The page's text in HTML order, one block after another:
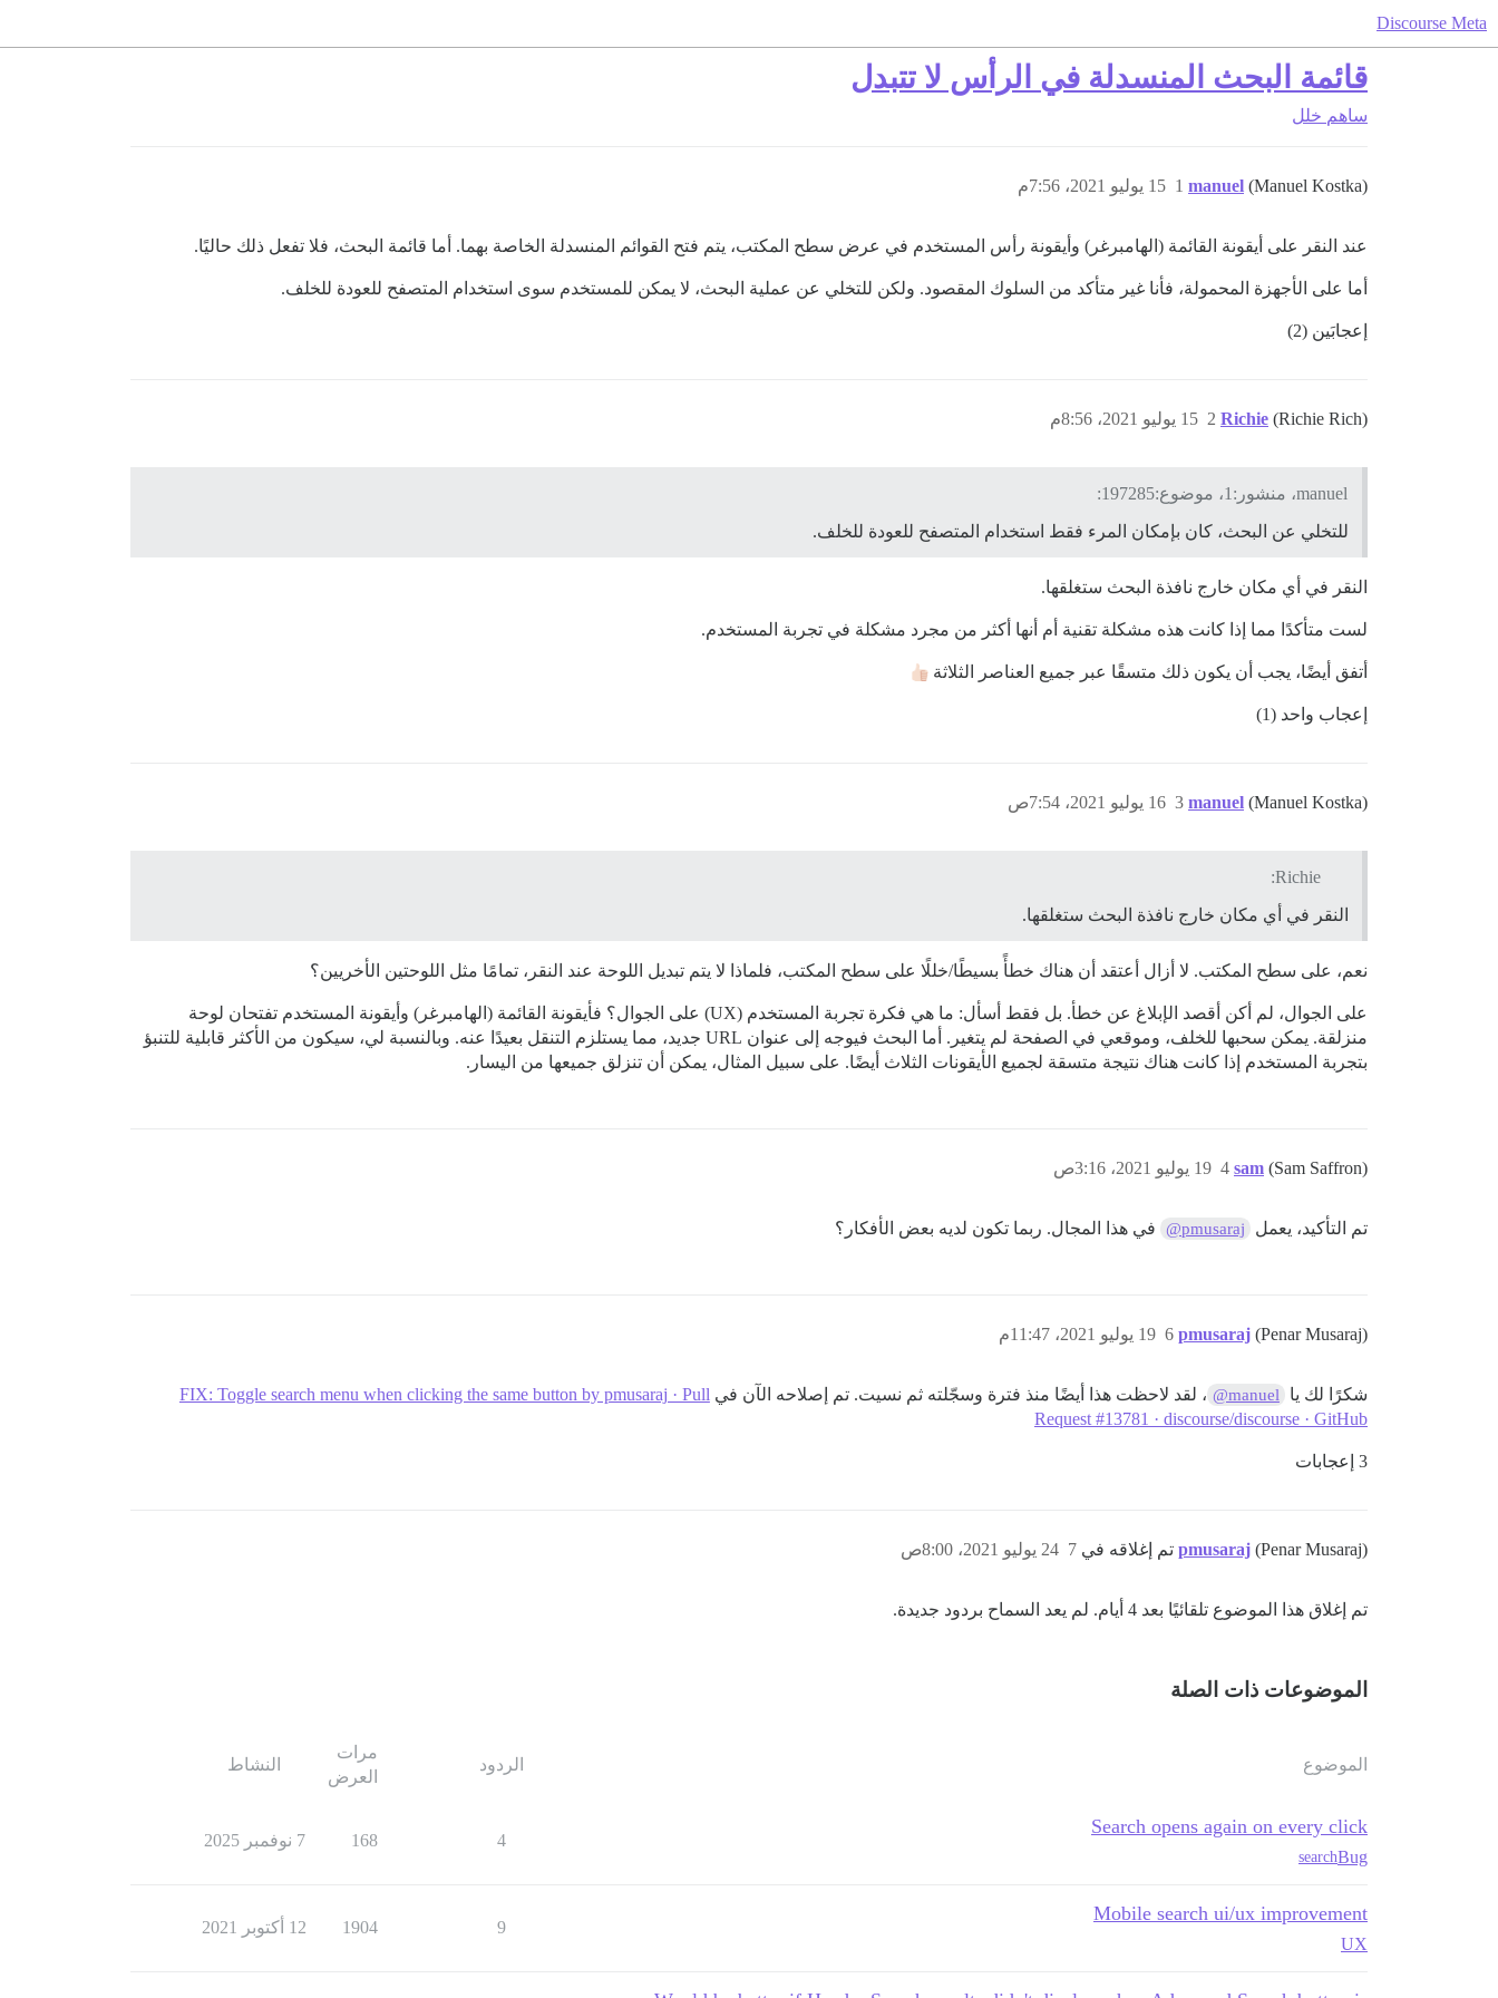
Discourse Meta
قائمة البحث المنسدلة في الرأس لا تتبدل
ساهم خلل
manuel (Manuel Kostka) 15 يوليو 2021، 7:56م 1
عند النقر على أيقونة القائمة (الهامبرغر) وأيقونة رأس المستخدم في عرض سطح المكتب، يتم فتح القوائم المنسدلة الخاصة بهما. أما قائمة البحث، فلا تفعل ذلك حاليًا.
أما على الأجهزة المحمولة، فأنا غير متأكد من السلوك المقصود. ولكن للتخلي عن عملية البحث، لا يمكن للمستخدم سوى استخدام المتصفح للعودة للخلف.
إعجابَين (2)
Richie (Richie Rich) 15 يوليو 2021، 8:56م 2
manuel، منشور:1، موضوع:197285:
للتخلي عن البحث، كان بإمكان المرء فقط استخدام المتصفح للعودة للخلف.
النقر في أي مكان خارج نافذة البحث ستغلقها.
لست متأكدًا مما إذا كانت هذه مشكلة تقنية أم أنها أكثر من مجرد مشكلة في تجربة المستخدم.
أتفق أيضًا، يجب أن يكون ذلك متسقًا عبر جميع العناصر الثلاثة
إعجاب واحد (1)
manuel (Manuel Kostka) 16 يوليو 2021، 7:54ص 3
Richie:
النقر في أي مكان خارج نافذة البحث ستغلقها.
نعم، على سطح المكتب. لا أزال أعتقد أن هناك خطأً بسيطًا/خللًا على سطح المكتب، فلماذا لا يتم تبديل اللوحة عند النقر، تمامًا مثل اللوحتين الأخريين؟
على الجوال، لم أكن أقصد الإبلاغ عن خطأ. بل فقط أسأل: ما هي فكرة تجربة المستخدم (UX) على الجوال؟ فأيقونة القائمة (الهامبرغر) وأيقونة المستخدم تفتحان لوحة
منزلقة. يمكن سحبها للخلف، وموقعي في الصفحة لم يتغير. أما البحث فيوجه إلى عنوان URL جديد، مما يستلزم التنقل بعيدًا عنه. وبالنسبة لي، سيكون من الأكثر قابلية للتنبؤ
بتجربة المستخدم إذا كانت هناك نتيجة متسقة لجميع الأيقونات الثلاث أيضًا. على سبيل المثال، يمكن أن تنزلق جميعها من اليسار.
sam (Sam Saffron) 19 يوليو 2021، 3:16ص 4
تم التأكيد، يعمل @pmusaraj في هذا المجال. ربما تكون لديه بعض الأفكار؟
pmusaraj (Penar Musaraj) 19 يوليو 2021، 11:47م 6
شكرًا لك يا @manuel ، لقد لاحظت هذا أيضًا منذ فترة وسجّلته ثم نسيت. تم إصلاحه الآن في FIX: Toggle search menu when clicking the same button by pmusaraj · Pull
Request #13781 · discourse/discourse · GitHub
3 إعجابات
pmusaraj (Penar Musaraj) تم إغلاقه في 24 يوليو 2021، 8:00ص 7
تم إغلاق هذا الموضوع تلقائيًا بعد 4 أيام. لم يعد السماح بردود جديدة.
الموضوعات ذات الصلة
الموضوع الردود
مرات
العرض
النشاط
Search opens again on every click
Bug
search
4
168 7 نوفمبر 2025
Mobile search ui/ux improvement
UX
9
1904 12 أكتوبر 2021